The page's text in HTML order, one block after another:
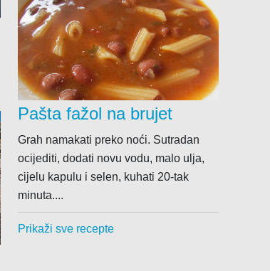
Pašta fažol na brujet
Grah namakati preko noći. Sutradan
ocijediti, dodati novu vodu, malo ulja,
cijelu kapulu i selen, kuhati 20-tak
minuta....
Prikaži sve recepte